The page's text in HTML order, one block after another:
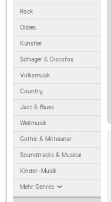
Rock
Oldies
Künstler
Schlager & Discofox
Volksmusik
Country
Jazz & Blues
Weltmusik
Gothic & Mittelalter
Soundtracks & Musical
Kinder-Musik
Mehr Genres